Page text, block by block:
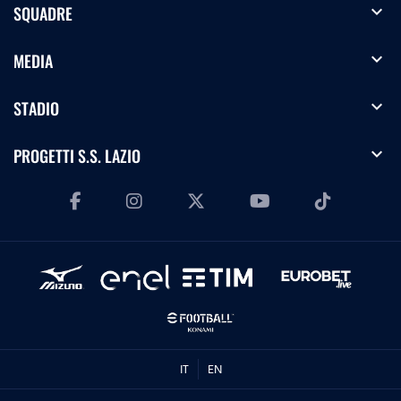
SQUADRE expand_more
MEDIA expand_more
STADIO expand_more
PROGETTI S.S. LAZIO expand_more
IT EN